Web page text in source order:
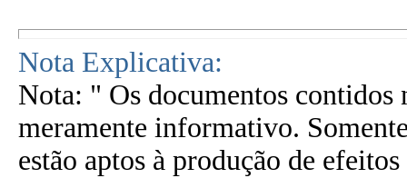
Nota Explicativa:
Nota: " Os documentos contidos
meramente informativo.
estão aptos à produção de